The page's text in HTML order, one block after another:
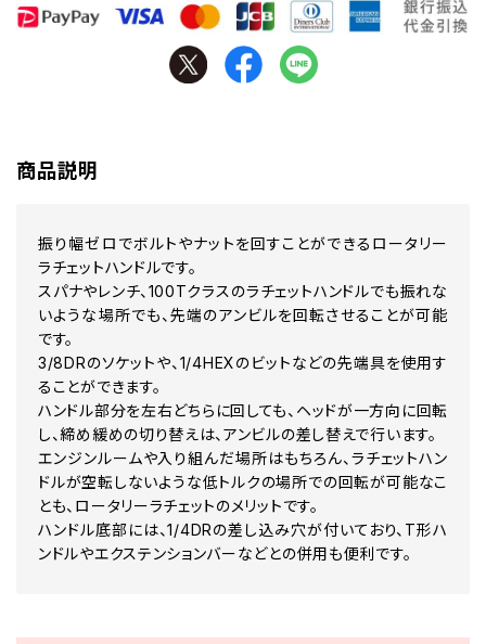
商品説明
振り幅ゼロでボルトやナットを回すことができるロータリー
ラチェットハンドルです。
スパナやレンチ、100Tクラスのラチェットハンドルでも振れな
いような場所でも、先端のアンビルを回転させることが可能
です。
3/8DRのソケットや、1/4HEXのビットなどの先端具を使用す
ることができます。
ハンドル部分を左右どちらに回しても、ヘッドが一方向に回転
し、締め緩めの切り替えは、アンビルの差し替えで行います。
エンジンルームや入り組んだ場所はもちろん、ラチェットハン
ドルが空転しないような低トルクの場所での回転が可能なこ
とも、ロータリーラチェットのメリットです。
ハンドル底部には、1/4DRの差し込み穴が付いており、T形ハ
ンドルやエクステンションバーなどとの併用も便利です。